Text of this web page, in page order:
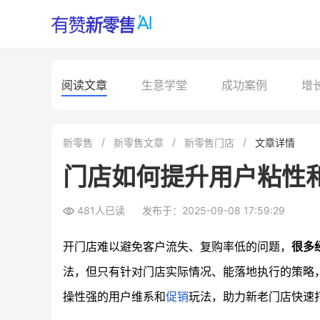
阅读文章 生意学堂 成功案例 增
新零售 新零售文章 新零售门店 文章详情
门店如何提升用户粘性
481人已读 发布于：2025-09-08 17:59:29
开门店难以避免客户流失、复购率低的问题， 很多
法，但只有针对门店实际情况、能落地执行的策略
操性强的用户维系和促销玩法，助力新老门店快速